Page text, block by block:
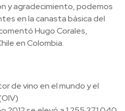
y agradecimiento, podemos
en la canasta básica del
Hugo Corales,
en Colombia.
de vino en el mundo y el